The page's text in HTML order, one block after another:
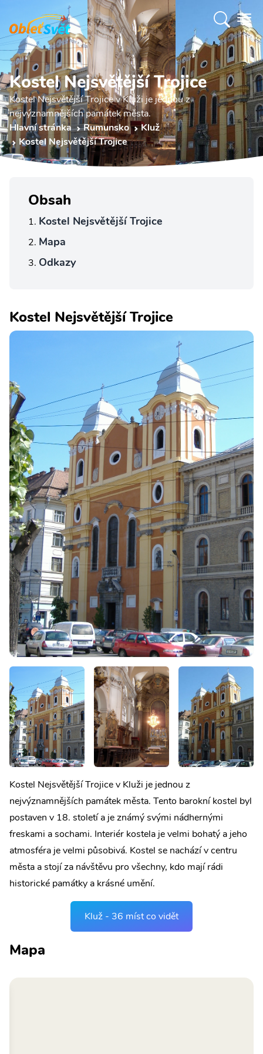
Kostel Nejsvětější Trojice
Kostel Nejsvětější Trojice v Kluži je jednou z
nejvýznamnějších památek města.
Hlavní stránka
Rumunsko
Kluž
Kostel Nejsvětější Trojice
Obsah
Kostel Nejsvětější Trojice
Mapa
Odkazy
Kostel Nejsvětější Trojice
Kostel Nejsvětější Trojice v Kluži je jednou z
nejvýznamnějších památek města. Tento barokní kostel byl
postaven v 18. století a je známý svými nádhernými
freskami a sochami. Interiér kostela je velmi bohatý a jeho
atmosféra je velmi působivá. Kostel se nachází v centru
města a stojí za návštěvu pro všechny, kdo mají rádi
historické památky a krásné umění.
Kluž - 36 míst co vidět
Mapa